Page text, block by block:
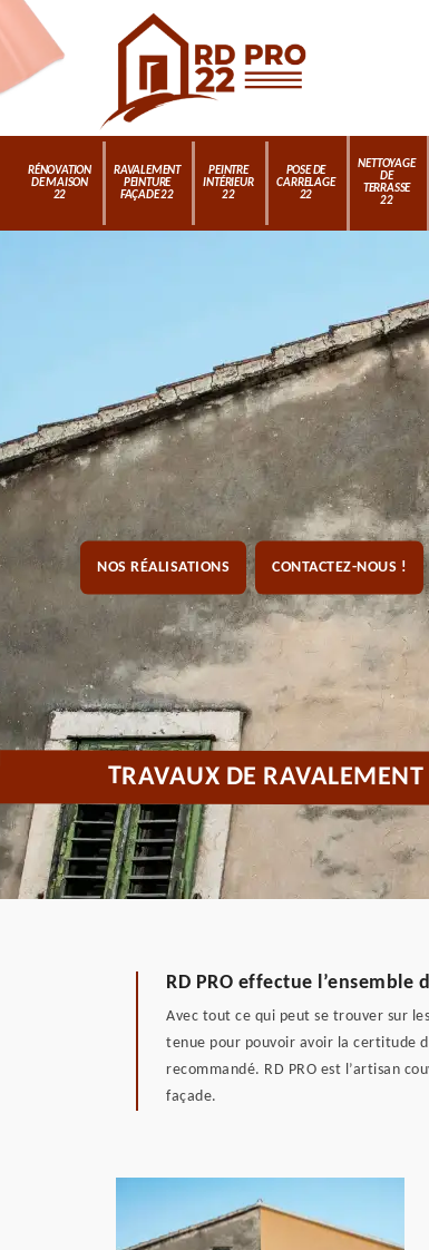
RÉNOVATION
DE MAISON
22
RAVALEMENT
PEINTURE
FAÇADE 22
PEINTRE
INTÉRIEUR
22
POSE DE
CARRELAGE
22
NETTOYAGE
DE
TERRASSE
22
NOS RÉALISATIONS CONTACTEZ-NOUS !
TRAVAUX DE
RD PRO effectue
Avec tout ce qui peut se trouver sur
tenue pour pouvoir avoir la certitude
recommandé. RD PRO est l’artisan
façade.